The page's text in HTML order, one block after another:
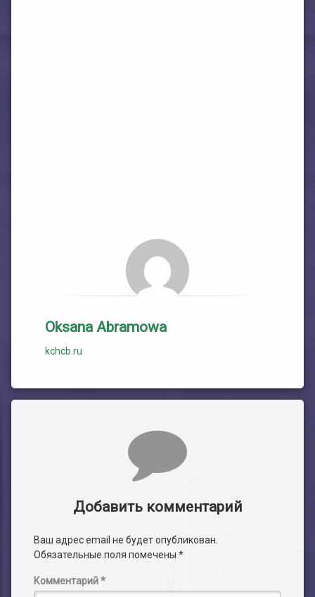
Oksana Abramowa
kchcb.ru
Добавить комментарий
Ваш адрес email не будет опубликован.
Обязательные поля помечены *
Комментарий*